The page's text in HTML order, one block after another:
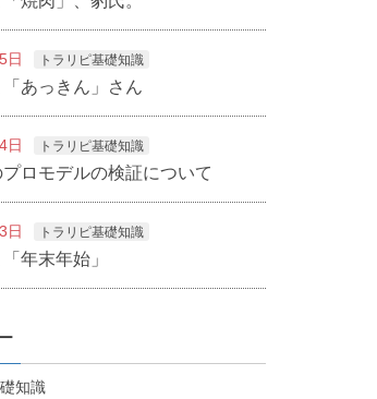
日 トラリピ基礎知識
「あっきん」さん
日 トラリピ基礎知識
プロモデルの検証について
日 トラリピ基礎知識
年末年始」
知識